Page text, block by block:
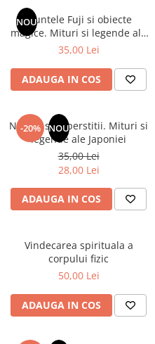
Audiobook
ReConnect
Crestinism
ScienceConnection
SelfConnect
SelfHealing
Vindecare Spirituala
Senzatii/Thriller
SF & Fantasy
Teatru
Teens Book Club
Instrumente si Truse Geometrie
Seturi scolare
Calculator
Consumabile & Accesorii
COLOREAZA CU PRIETENII
De colorat
Pot desena minunat
Carti educative
Copii 0-7 ani
Clubul Premiantilor
Super pitici 2-5 ani
Dezvoltare personala
Enciclopedii
Kids Book Club
Literatura Scolara
Puzzle-uri
Puzzle
Puzzle 3D Lemn
NOUMuntele Fuji si obiecte
magice. Mituri si legende ale
Japoniei
35,00 Lei
ADAUGA IN COS
-20% NOU
Natura si superstitii. Mituri si
legende ale Japoniei
35,00 Lei
28,00 Lei
ADAUGA IN COS
Vindecarea spirituala a
corpului fizic
50,00 Lei
ADAUGA IN COS